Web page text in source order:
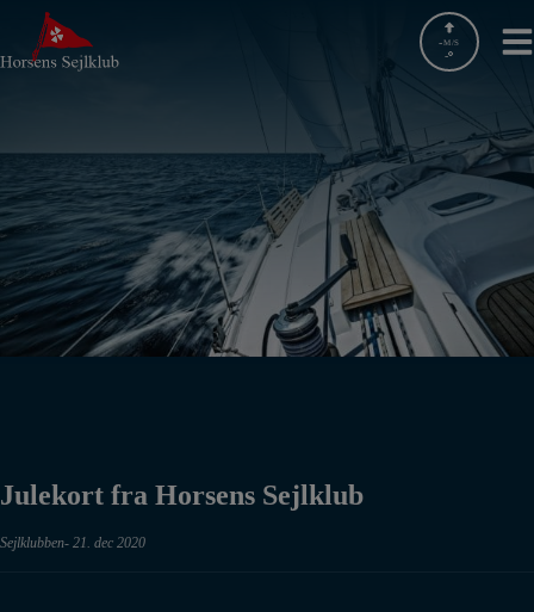
indholdet
- M/S
-
Julekort fra Horsens Sejlklub
Sejlklubben 21. dec 2020